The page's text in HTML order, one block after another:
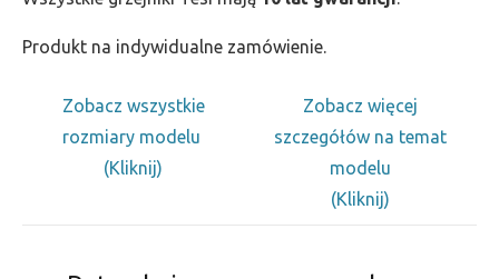
Produkt na indywidualne zamówienie.
Zobacz wszystkie
rozmiary modelu
(Kliknij)
Zobacz więcej
szczegółów na temat
modelu
(Kliknij)